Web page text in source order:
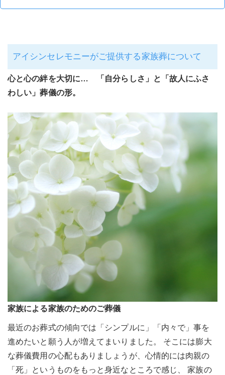
アイシンセレモニーがご提供する家族葬について
心と心の絆を大切に… 「自分らしさ」と「故人にふさ
わしい」葬儀の形。
家族による家族のためのご葬儀
最近のお葬式の傾向では「シンプルに」「内々で」事を
進めたいと願う人が増えてまいりました。 そこには膨大
な葬儀費用の心配もありましょうが、心情的には肉親の
「死」というものをもっと身近なところで感じ、 家族の